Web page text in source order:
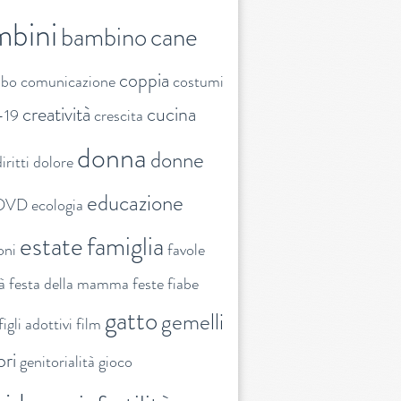
bambinocane
comunicazionecoppia costumi
creatività crescita cucina
doloredonnadonne
ecologia educazione
estatefamiglia favole
festa della mamma festefiabe
adottivi film gattogemelli
genitorialità gioco